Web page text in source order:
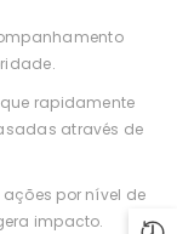
rapidamente
através de
por nível de
impacto.